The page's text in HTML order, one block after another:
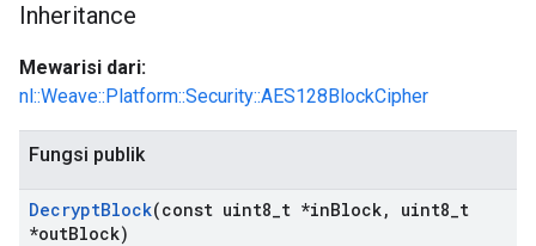
Inheritance
Mewarisi dari:
nl::Weave::Platform::Security::AES128BlockCipher
Fungsi publik
DecryptBlock(const uint8 t *inBlock, uint8 t
*outBlock)